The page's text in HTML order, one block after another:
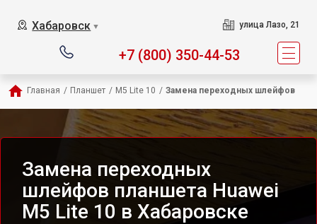
Хабаровск ▼ улица Лазо, 21
+7 (800) 350-44-53
Главная / Планшет / M5 Lite 10 / Замена переходных шлейфов
Замена переходных
шлейфов планшета Huawei
M5 Lite 10 в Хабаровске